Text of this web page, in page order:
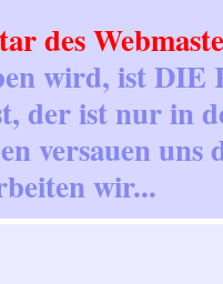
des
wird, ist DIE
der ist nur in
versauen
wir...